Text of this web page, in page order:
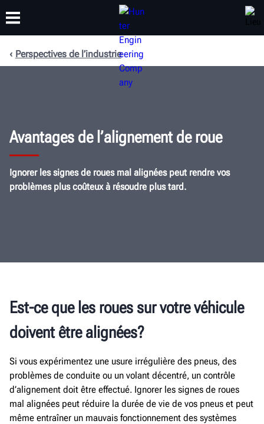
FORMATION
Perspectives de l’industrie
Avantages de l’alignement de roue
Ignorer les signes de rouesmal alignées peut rendre vos
problèmesplus coûteux à résoudre plus tard.
Est-ce que les roues sur votrevéhicule
doivent être alignées?
Si vous expérimentez une usure irrégulière des pneus, des
problèmes de conduite ou un volant décentré, un contrôle
d’alignement doit être effectué. Ignorer les signes de roues
mal alignées peut réduire la durée de vie de vos pneus et peut
même entraîner un mauvais fonctionnement des systèmes